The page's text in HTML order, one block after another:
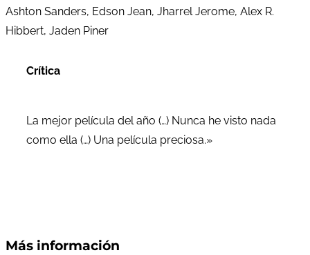
Ashton Sanders, Edson Jean, Jharrel Jerome, Alex R.
Hibbert, Jaden Piner
Crítica
La mejor película del año (…) Nunca he visto nada
como ella (…) Una película preciosa.»
Más información